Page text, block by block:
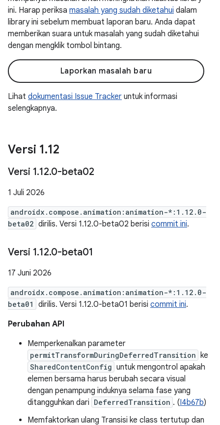
ini. Harap periksa masalah yang sudah diketahui dalam
library ini sebelum membuat laporan baru. Anda dapat
memberikan suara untuk masalah yang sudah diketahui
dengan mengklik tombol bintang.
Laporkan masalah baru
Lihat dokumentasi Issue Tracker untuk informasi
selengkapnya.
Versi 1.12
Versi 1.12.0-beta02
1 Juli 2026
androidx.compose.animation:animation-*:1.12.0-
beta02 dirilis. Versi 1.12.0-beta02 berisi commit ini.
Versi 1.12.0-beta01
17 Juni 2026
androidx.compose.animation:animation-*:1.12.0-
beta01
dirilis. Versi 1.12.0-beta01 berisi commit ini.
Perubahan API
Memperkenalkan parameter
permitTransformDuringDeferredTransition ke
SharedContentConfig untuk mengontrol apakah
elemen bersama harus berubah secara visual
dengan penampung induknya selama fase yang
ditangguhkan dari DeferredTransition . (I4b67b)
Memfaktorkan ulang Transisi ke class tertutup dan